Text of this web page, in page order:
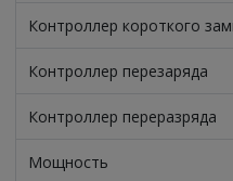
Контроллер короткого
Контроллер перезаряда
Контроллер переразряда
Мощность